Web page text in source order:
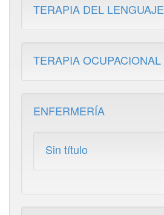
TERAPIA DEL LENGUAJE
TERAPIA OCUPACIONAL
ENFERMERÍA
Sin título